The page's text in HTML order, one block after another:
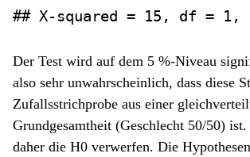
## X-squared = 15, df = 1,
Der Test wird auf dem 5 %-Niveau
also sehr unwahrscheinlich, dass diese
Zufallsstrichprobe aus einer
Grundgesamtheit (Geschlecht 50/50)
daher die H0 verwerfen. Die